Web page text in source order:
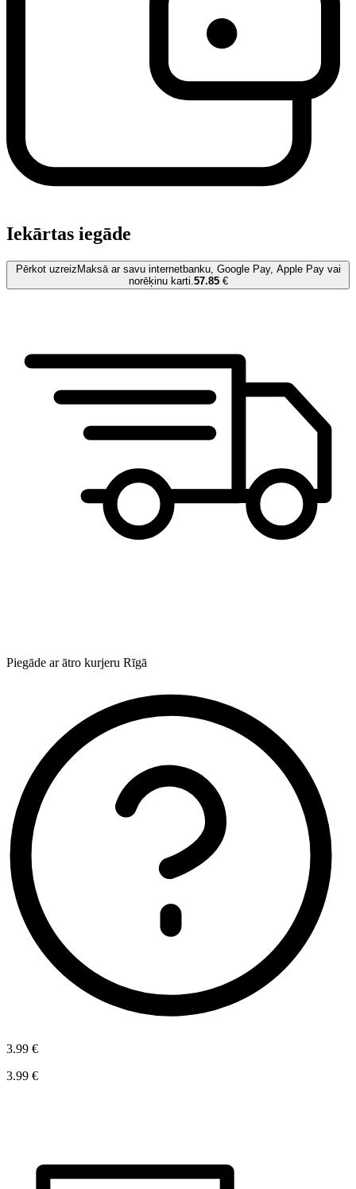
Iekārtas iegāde
Pērkot uzreizMaksā ar savu internetbanku, Google Pay, Apple Pay vai
norēķinu karti. 57.85€
Piegāde ar ātro kurjeru Rīgā
3.99 €
3.99 €